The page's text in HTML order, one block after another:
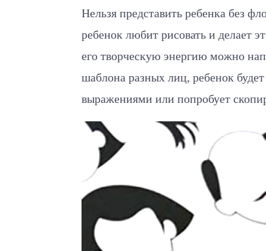
Нельзя представить ребенка без
ребенок любит рисовать и делает
его творческую энергию можно
шаблона разных лиц, ребенок
выражениями или попробует